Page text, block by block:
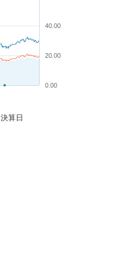
0.00
20.00
40.00
決算日